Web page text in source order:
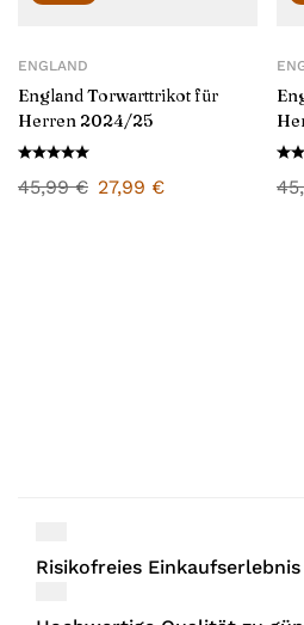
ENGLAND
England Torwarttrikot für
Herren 2024/25
45,99€ 27,99 €
Risikofreies Einkaufserlebnis